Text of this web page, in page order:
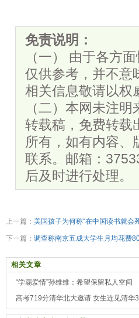
免责说明：
（一） 由于各方
仅供参考，并不意
相关信息敬请以权
（二）本网未注
转载稿，免费转载
所有，如有内容、
联系。邮箱：
后及时进行处理。
上一篇： 美国孩子为何称“在中国读书就会
下一篇： 调查称南京五成大学生月均花费
相关文章
“学霸爱情”孙维维：希望保留私人空间
高考719分清华北大邀请 女生连见清华